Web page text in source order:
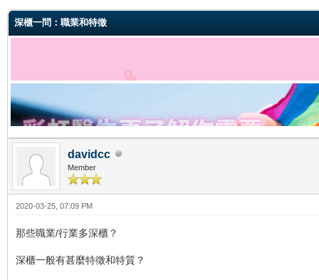
深櫃一問：職業和特徵
davidcc
Member
2020-03-25, 07:09 PM
那些職業/行業多深櫃？
深櫃一般有甚麼特徵和特質？